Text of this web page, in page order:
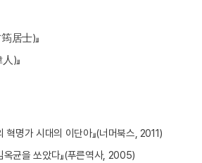
居士)』
)』
혁명가 시대의 이단아』(너머북스, 2011)
옥균을 쏘았다』(푸른역사, 2005)